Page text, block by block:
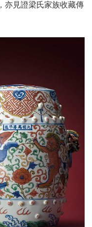
亦見證梁氏家族收藏傳